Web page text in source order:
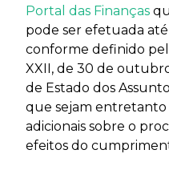
Portal das Finanças
pode ser efetuada até
conforme definido
XXII, de 30 de
de Estado dos
que sejam entretanto
adicionais sobre o
efeitos do